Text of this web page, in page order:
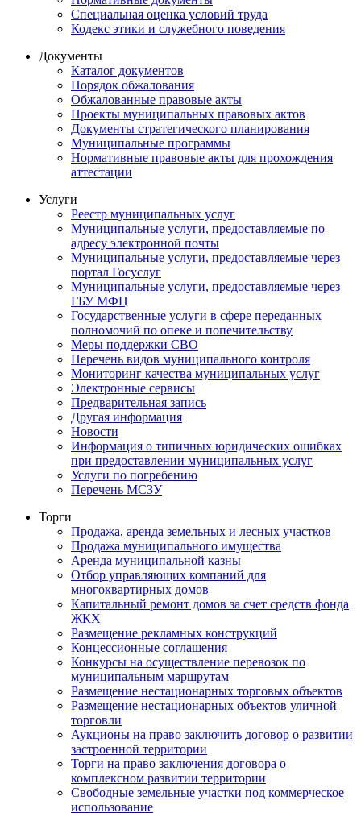
Специальная оценка условий труда
Кодекс этики и служебного поведения
Документы
Каталог документов
Порядок обжалования
Обжалованные правовые акты
Проекты муниципальных правовых актов
Документы стратегического планирования
Муниципальные программы
Нормативные правовые акты для прохождения
аттестации
Услуги
Реестр муниципальных услуг
Муниципальные услуги, предоставляемые по
адресу электронной почты
Муниципальные услуги, предоставляемые через
портал Госуслуг
Муниципальные услуги, предоставляемые через
ГБУ МФЦ
Государственные услуги в сфере переданных
полномочий по опеке и попечительству
Меры поддержки СВО
Перечень видов муниципального контроля
Мониторинг качества муниципальных услуг
Электронные сервисы
Предварительная запись
Другая информация
Новости
Информация о типичных юридических ошибках
при предоставлении муниципальных услуг
Услуги по погребению
Перечень МСЗУ
Торги
Продажа, аренда земельных и лесных участков
Продажа муниципального имущества
Аренда муниципальной казны
Отбор управляющих компаний для
многоквартирных домов
Капитальный ремонт домов за счет средств фонда
ЖКХ
Размещение рекламных конструкций
Концессионные соглашения
Конкурсы на осуществление перевозок по
муниципальным маршрутам
Размещение нестационарных торговых объектов
Размещение нестационарных объектов уличной
торговли
Аукционы на право заключить договор о развитии
застроенной территории
Торги на право заключения договора о
комплексном развитии территории
Свободные земельные участки под коммерческое
использование